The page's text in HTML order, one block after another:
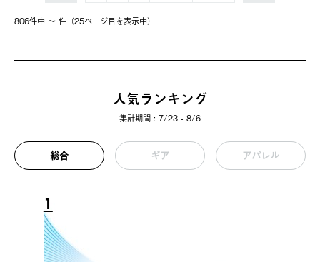
806件中 〜 件（25ページ⽬を表⽰中）
人気ランキング
集計期間 : 7/23 - 8/6
総合 ギア アパレル
1